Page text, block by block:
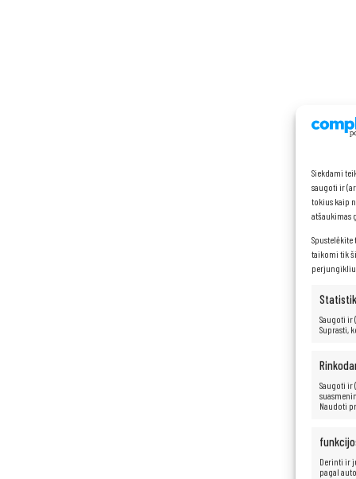
Siekdami
saugoti ir
tokius kaip
atšaukimas
taikomi tik
Saugoti ir
Suprasti,
Saugoti ir
Naudoti
Derinti ir
pagal